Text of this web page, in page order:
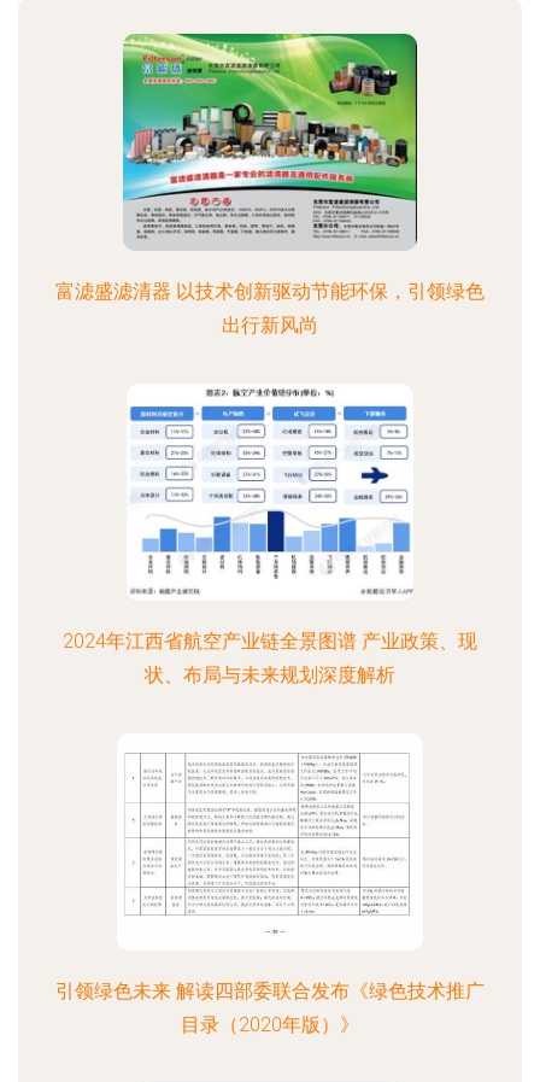
富滤盛滤清器 以技术创新驱动节能环保，引领绿色
出行新风尚
2024年江西省航空产业链全景图谱 产业政策、现
状、布局与未来规划深度解析
引领绿色未来 解读四部委联合发布《绿色技术推广
目录（2020年版）》